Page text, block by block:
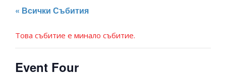
« Всички Събития
Това събитие е минало събитие.
Event Four